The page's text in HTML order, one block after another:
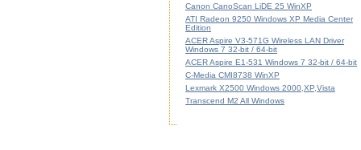
Canon CanoScan LiDE 25 WinXP
ATI Radeon 9250 Windows XP Media Center
Edition
ACER Aspire V3-571G Wireless LAN Driver
Windows 7 32-bit / 64-bit
ACER Aspire E1-531 Windows 7 32-bit / 64-bit
C-Media CMI8738 WinXP
Lexmark X2500 Windows 2000,XP,Vista
Transcend M2 All Windows